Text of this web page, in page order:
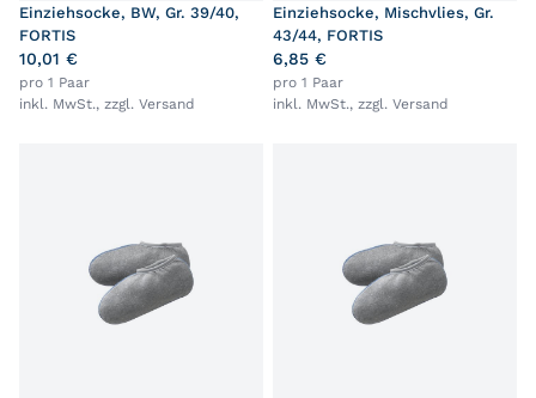
Einziehsocke, BW, Gr. 39/40,
FORTIS
10,01 €
pro 1 Paar
inkl. MwSt., zzgl. Versand
Einziehsocke, Mischvlies, Gr.
43/44, FORTIS
6,85 €
pro 1 Paar
inkl. MwSt., zzgl. Versand